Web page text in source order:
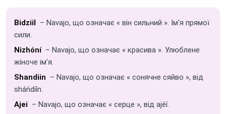
Bidziil – Navajo, що означає « він сильний ». Ім'я прямої
сили.
Nizhóní – Navajo, що означає « красива ». Улюблене
жіноче ім'я.
Shandiin – Navajo, що означає « сонячне сяйво », від
sháńdíín.
Ajei – Navajo, що означає « серце », від ajéí.